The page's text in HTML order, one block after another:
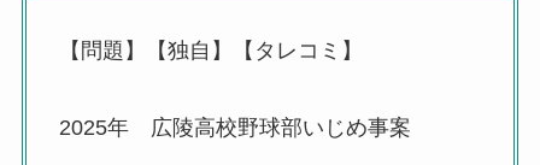
【問題】【独自】【タレコミ】
2025年 広陵高校野球部いじめ事案